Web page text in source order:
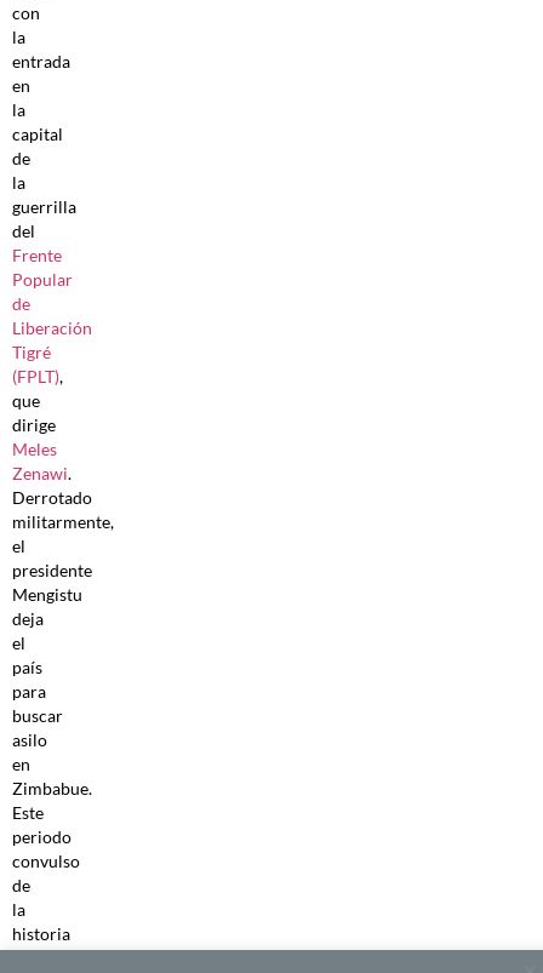
con
la
entrada
en
la
capital
de
la
guerrilla
del
Frente
Popular
de
Liberación
Tigré
(FPLT),
que
dirige
Meles
Zenawi.
Derrotado
militarmente,
el
presidente
Mengistu
deja
el
país
para
buscar
asilo
en
Zimbabue.
Este
periodo
convulso
de
la
historia